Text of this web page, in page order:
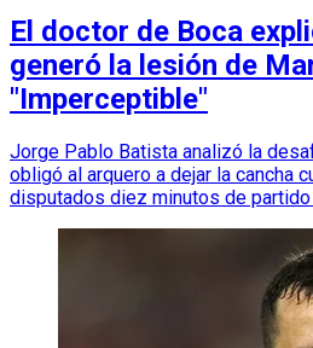
El doctor de Boca
generó la lesión de
"Imperceptible"
Jorge Pablo Batista analizó la
obligó al arquero a dejar la cancha
disputados diez minutos de partido